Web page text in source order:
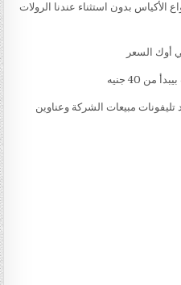
الأكياس بدون استثناء عندنا الرولات
من 40 جنيه
مبيعات الشركة وعناوين